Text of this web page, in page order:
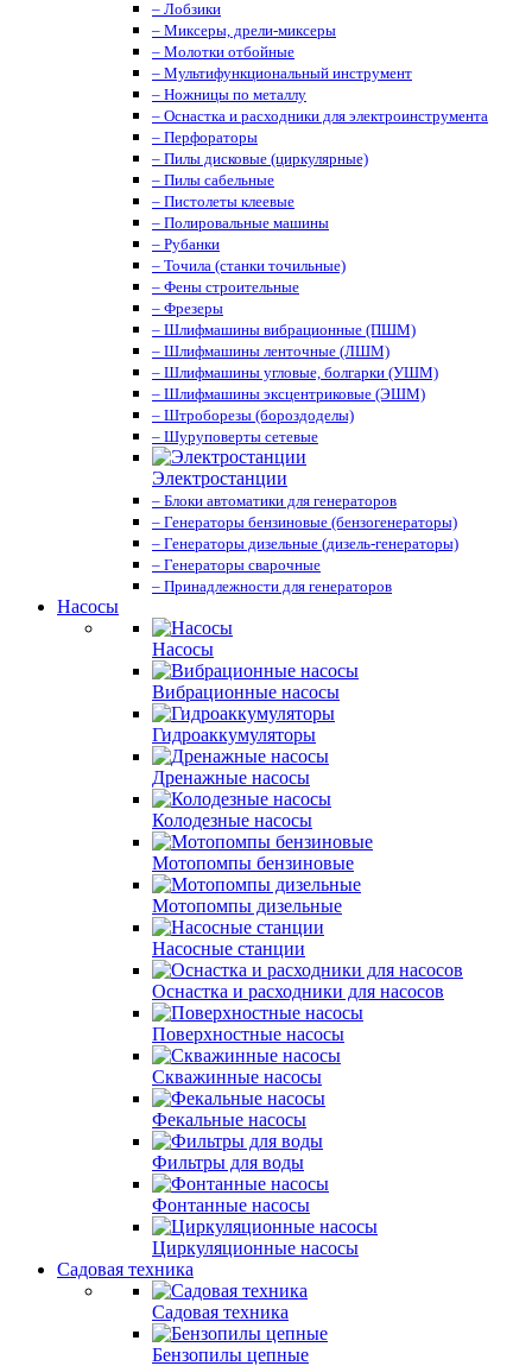
– Лобзики
– Миксеры, дрели-миксеры
– Молотки отбойные
– Мультифункциональный инструмент
– Ножницы по металлу
– Оснастка и расходники для электроинструмента
– Перфораторы
– Пилы дисковые (циркулярные)
– Пилы сабельные
– Пистолеты клеевые
– Полировальные машины
– Рубанки
– Точила (станки точильные)
– Фены строительные
– Фрезеры
– Шлифмашины вибрационные (ПШМ)
– Шлифмашины ленточные (ЛШМ)
– Шлифмашины угловые, болгарки (УШМ)
– Шлифмашины эксцентриковые (ЭШМ)
– Штроборезы (бороздоделы)
– Шуруповерты сетевые
Электростанции
– Блоки автоматики для генераторов
– Генераторы бензиновые (бензогенераторы)
– Генераторы дизельные (дизель-генераторы)
– Генераторы сварочные
– Принадлежности для генераторов
Насосы
Насосы
Вибрационные насосы
Гидроаккумуляторы
Дренажные насосы
Колодезные насосы
Мотопомпы бензиновые
Мотопомпы дизельные
Насосные станции
Оснастка и расходники для насосов
Поверхностные насосы
Скважинные насосы
Фекальные насосы
Фильтры для воды
Фонтанные насосы
Циркуляционные насосы
Садовая техника
Садовая техника
Бензопилы цепные